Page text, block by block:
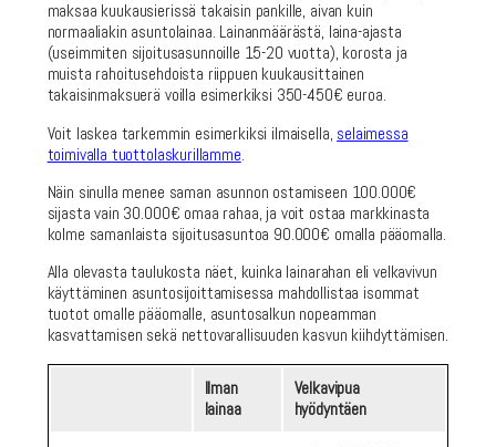
maksaa kuukausierissä takaisin pankille, aivan kuin
normaaliakin asuntolainaa. Lainanmäärästä, laina-ajasta
(useimmiten sijoitusasunnoille 15-20 vuotta), korosta ja
muista rahoitusehdoista riippuen kuukausittainen
takaisinmaksuerä voilla esimerkiksi 350-450€ euroa.
Voit laskea tarkemmin esimerkiksi ilmaisella, selaimessa
toimivalla tuottolaskurillamme.
Näin sinulla menee saman asunnon ostamiseen 100.000€
sijasta vain 30.000€ omaa rahaa, ja voit ostaa markkinasta
kolme samanlaista sijoitusasuntoa 90.000€ omalla pääomalla.
Alla olevasta taulukosta näet, kuinka lainarahan eli velkavivun
käyttäminen asuntosijoittamisessa mahdollistaa isommat
tuotot omalle pääomalle, asuntosalkun nopeamman
kasvattamisen sekä nettovarallisuuden kasvun kiihdyttämisen.
Ilman
lainaa
Velkavipua
hyödyntäen